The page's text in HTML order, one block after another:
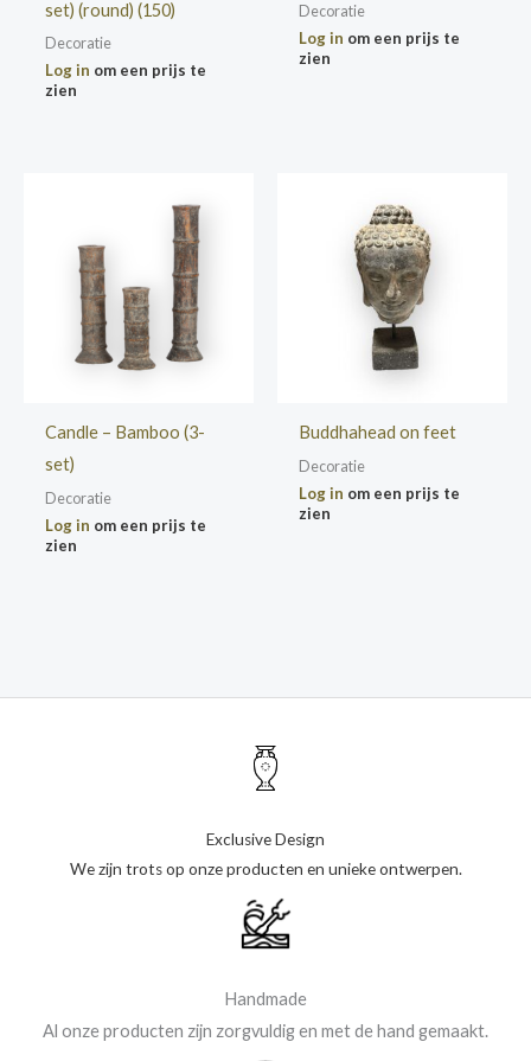
set) (round) (150)
Decoratie
Log in om een prijs te
zien
Decoratie
Log in om een prijs te
zien
Candle – Bamboo (3-
set)
Decoratie
Log in om een prijs te
zien
Buddhahead on feet
Decoratie
Log in om een prijs te
zien
Exclusive Design
We zijn trots op onze producten en unieke ontwerpen.
Handmade
Al onze producten zijn zorgvuldig en met de hand gemaakt.